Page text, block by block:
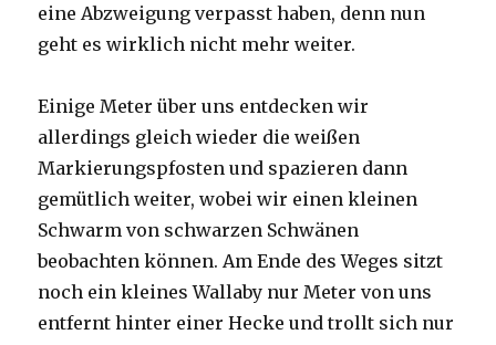
eine Abzweigung verpasst haben, denn nun
geht es wirklich nicht mehr weiter.
Einige Meter über uns entdecken wir
allerdings gleich wieder die weißen
Markierungspfosten und spazieren dann
gemütlich weiter, wobei wir einen kleinen
Schwarm von schwarzen Schwänen
beobachten können. Am Ende des Weges sitzt
noch ein kleines Wallaby nur Meter von uns
entfernt hinter einer Hecke und trollt sich nur